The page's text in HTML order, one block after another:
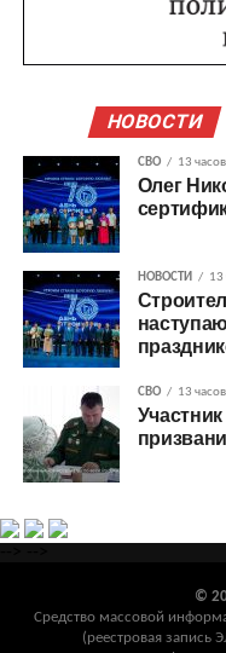
НОВОСТИ
СВО 13
Олег
НОВОСТИ 13
СВО 13
©
Средство массовой
(реестровая